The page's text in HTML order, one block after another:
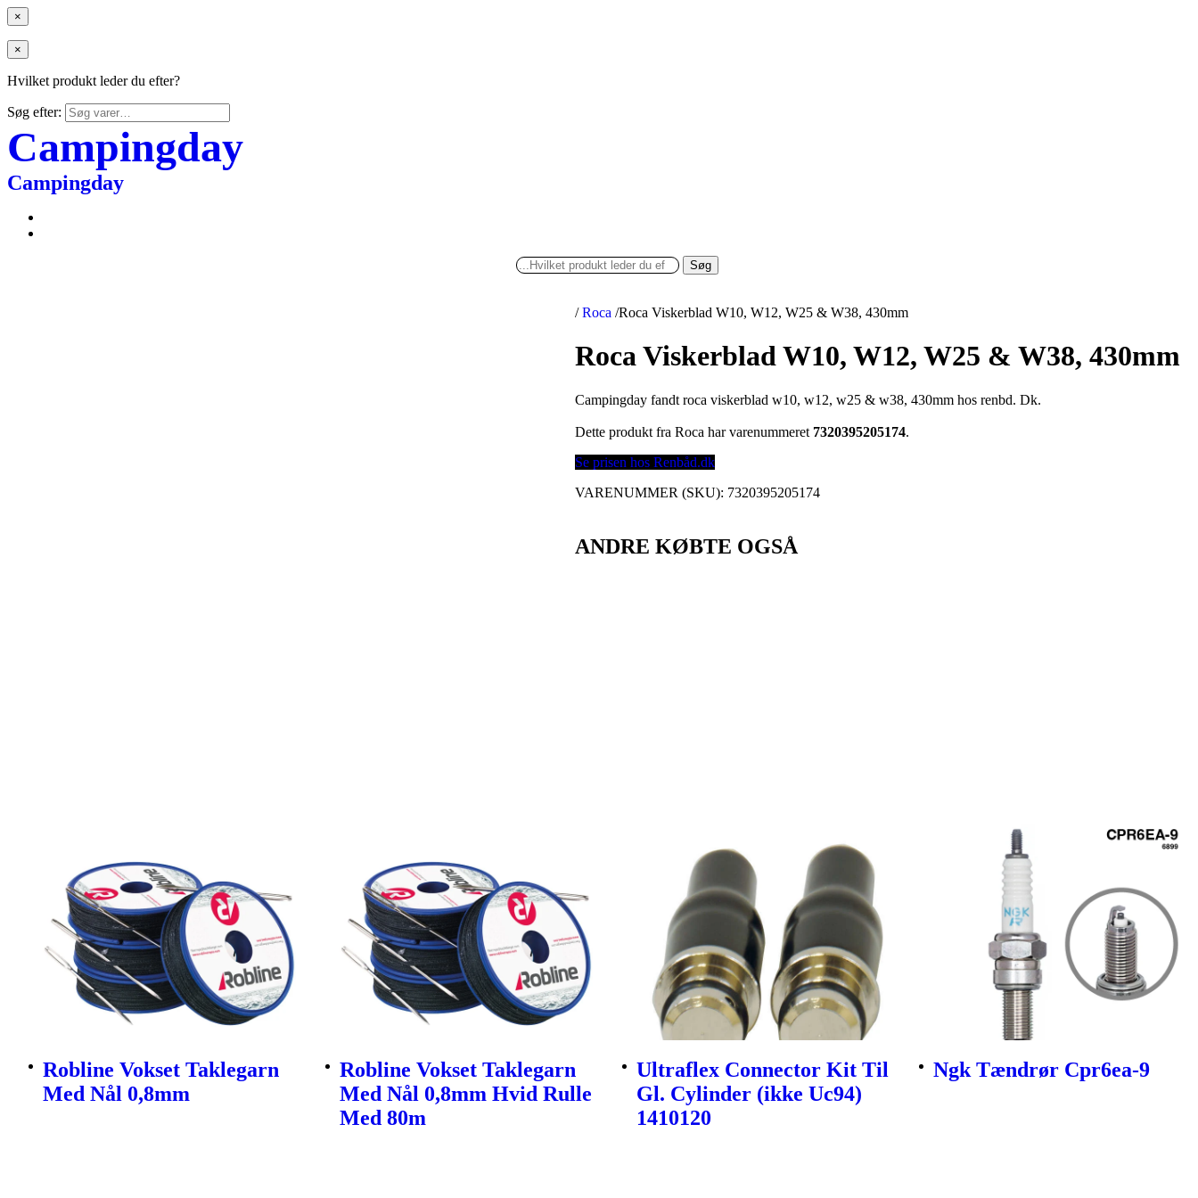
×
×
Hvilket produkt leder du efter?
Søg efter:
Campingday
Campingday
Søg
/ Roca /Roca Viskerblad W10, W12, W25 & W38, 430mm
Roca Viskerblad W10, W12, W25 & W38, 430mm
Campingday fandt roca viskerblad w10, w12, w25 & w38, 430mm hos renbd. Dk.
Dette produkt fra Roca har varenummeret 7320395205174.
Se prisen hos Renbåd.dk
VARENUMMER (SKU): 7320395205174
ANDRE KØBTE OGSÅ
Robline Vokset Taklegarn
Med Nål 0,8mm
Robline Vokset Taklegarn
Med Nål 0,8mm Hvid Rulle
Med 80m
Ultraflex Connector Kit Til
Gl. Cylinder (ikke Uc94)
1410120
Ngk Tændrør Cpr6ea-9